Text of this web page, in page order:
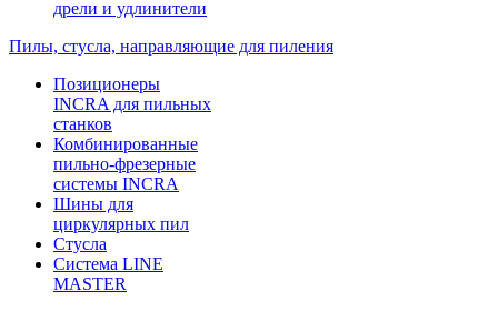
дрели и удлинители
Пилы, стусла, направляющие для пиления
Позиционеры
INCRA для пильных
станков
Комбинированные
пильно-фрезерные
системы INCRA
Шины для
циркулярных пил
Стусла
Система LINE
MASTER